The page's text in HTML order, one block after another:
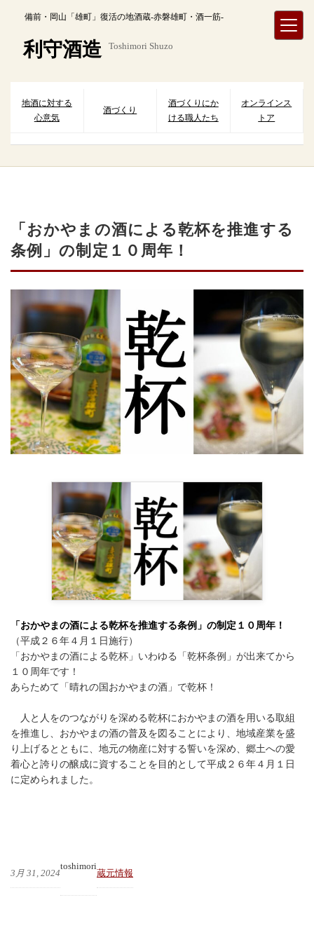
備前・岡山「雄町」復活の地酒蔵-赤磐雄町・酒一筋-
利守酒造 Toshimori Shuzo
地酒に対する
心意気
酒づくり
酒づくりにか
ける職人たち
オンラインス
トア
「おかやまの酒による乾杯を推進する
条例」の制定１０周年！
「おかやまの酒による乾杯を推進する条例」の制定１０周年！
（平成２６年４月１日施行）
「おかやまの酒による乾杯」いわゆる「乾杯条例」が出来てから
１０周年です！
あらためて「晴れの国おかやまの酒」で乾杯！
人と人をのつながりを深める乾杯におかやまの酒を用いる取組
を推進し、おかやまの酒の普及を図ることにより、地域産業を盛
り上げるとともに、地元の物産に対する誓いを深め、郷土への愛
着心と誇りの醸成に資することを目的として平成２６年４月１日
に定められました。
3月 31, 2024
toshimori
蔵元情報